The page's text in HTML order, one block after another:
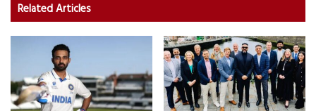
Related Articles